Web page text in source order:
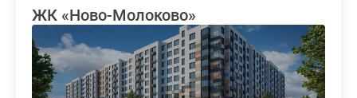
ЖК «Ново-Молоково»